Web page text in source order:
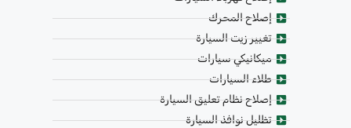
إصلاح المحرك
تغيير زيت السيارة
ميكانيكي سيارات
طلاء السيارات
إصلاح نظام تعليق السيارة
تظليل نوافذ السيارة